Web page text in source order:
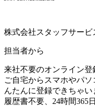
株式会社スタッフサービ
担当者から
来社不要のオンライン登
ご自宅からスマホやパ
んたんに登録できちゃい
履歴書不要、24時間365